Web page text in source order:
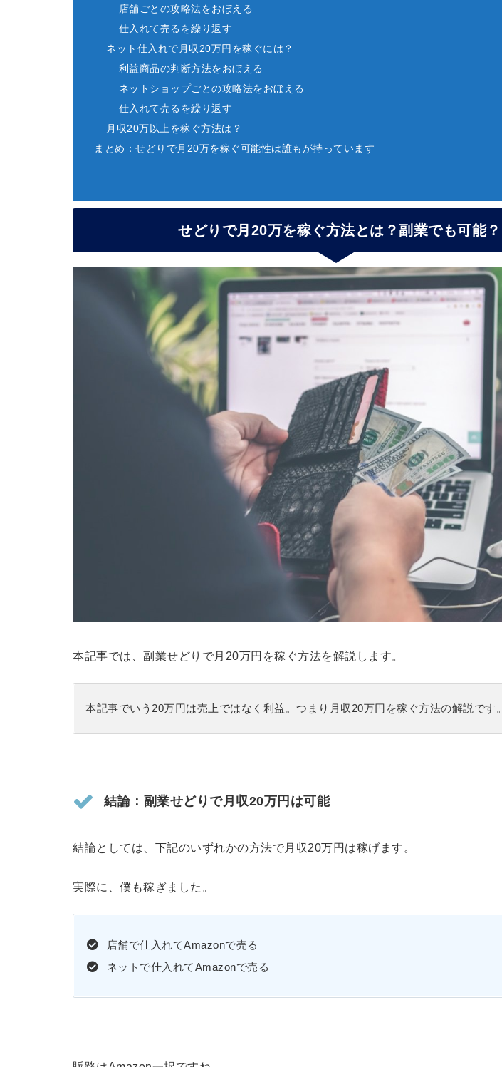
店舗ごとの攻略法をおぼえる
仕入れて売るを繰り返す
ネット仕入れで月収20万円を稼ぐには？
利益商品の判断方法をおぼえる
ネットショップごとの攻略法をおぼえる
仕入れて売るを繰り返す
月収20万以上を稼ぐ方法は？
まとめ：せどりで月20万を稼ぐ可能性は誰もが持っています
せどりで月20万を稼ぐ方法とは？副業でも可能？
本記事では、副業せどりで月20万円を稼ぐ方法を解説します。
本記事でいう20万円は売上ではなく利益。つまり月収20万円を稼ぐ方法の解説です。
結論：副業せどりで月収20万円は可能
結論としては、下記のいずれかの方法で月収20万円は稼げます。
実際に、僕も稼ぎました。
店舗で仕入れてAmazonで売る
ネットで仕入れてAmazonで売る